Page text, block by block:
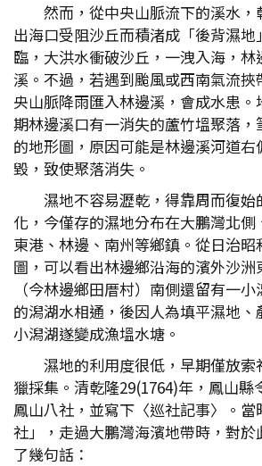
然而，從中央山脈流下的溪水，
出海口受阻沙丘而積渚成「後背濕地
臨，大洪水衝破沙丘，一洩入海，林
溪。不過，若遇到颱風或西南氣流挾
央山脈降雨匯入林邊溪，會成水患
期林邊溪口有一消失的蘆竹塭聚落
的地形圖，原因可能是林邊溪河道
毀，致使聚落消失。
濕地不容易瀝乾，得靠周而復
化，今僅存的濕地分布在大鵬灣北
東港、林邊、南州等鄉鎮。從日治昭
圖，可以看出林邊鄉沿海的濱外沙
（今林邊鄉田厝村）南側還留有一
的潟湖水相通，後因人為填平濕地、
小潟湖遂變成漁塭水塘。
濕地的利用度很低，早期僅放索
獵採集。清乾隆29(1764)年，鳳山縣
鳳山八社，並寫下〈巡社記事〉。當
社」，走過大鵬灣海濱地帶時，對
了幾句話：